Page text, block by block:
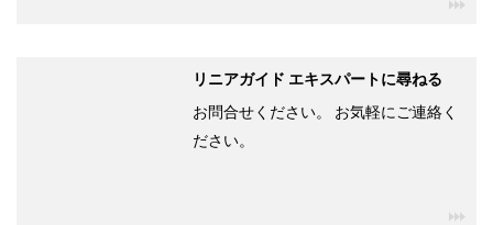
リニアガイド エキスパートに尋ねる
お問合せください。 お気軽にご連絡く
ださい。